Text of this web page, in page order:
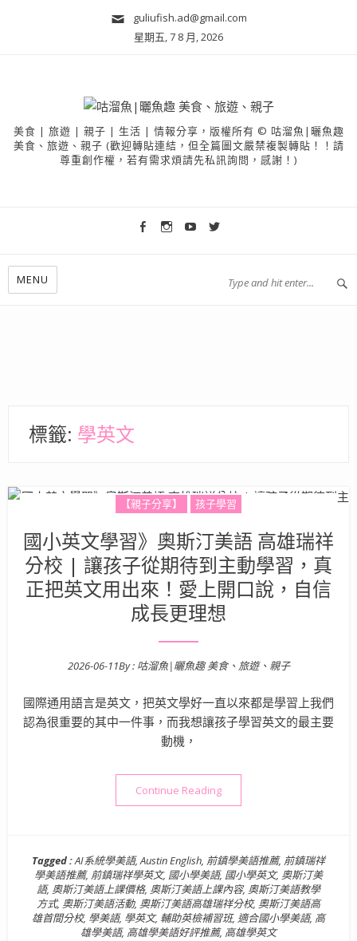
guliufish.ad@gmail.com
星期五, 7 8 月, 2026
美食 | 旅遊 | 親子 | 生活 | 情報分享，版權所有 © 咕溜魚|曬魚趣
美食、旅遊、親子 (歡迎轉貼連結，但全篇圖文嚴禁複製轉貼！！請
尊重創作權，若有需求煩請先私訊詢問，感謝！)
MENU
標籤: 學英文
【親子分享】 孩子學習
國小英文學習》奧斯汀美語 高雄瑞祥
分校 | 讓孩子從期待到主動學習，真
正把英文用出來！愛上開口說，自信
成長更理想
Posted on
2026-06-11By : 咕溜魚|曬魚趣 美食、旅遊、親子
國際通用語言是英文，把英文學好一直以來都是學習上我們
認為很重要的其中一件事，而我想讓孩子學習英文的最主要
動機，
Continue Reading“國小英文學習》奧斯汀美語
Tagged :AI系統學美語,Austin English, 前鎮學美語推薦, 前鎮瑞祥
學美語推薦, 前鎮瑞祥學英文, 國小學美語, 國小學英文, 奧斯汀美
語, 奧斯汀美語上課價格, 奧斯汀美語上課內容, 奧斯汀美語教學
方式, 奧斯汀美語活動, 奧斯汀美語高雄瑞祥分校, 奧斯汀美語高
雄首間分校, 學美語, 學英文, 輔助英檢補習班, 適合國小學美語, 高
雄學美語, 高雄學美語好評推薦, 高雄學英文